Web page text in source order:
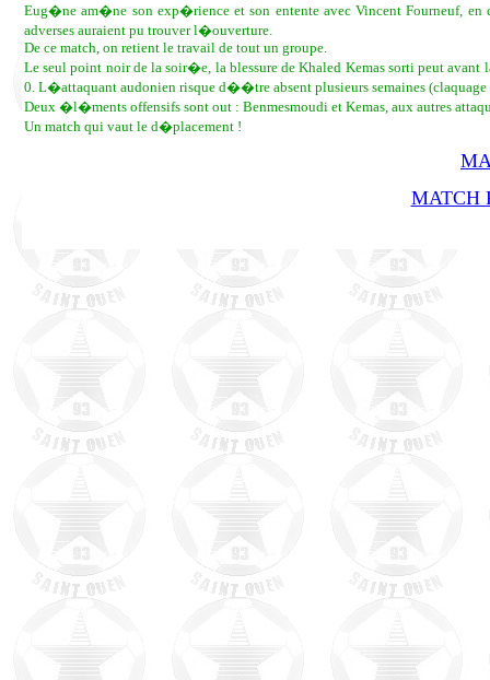
Eug�ne am�ne son exp�rience et son entente avec Vincent Fourneuf,
adverses auraient pu trouver l�ouverture.
De ce match, on retient le travail de tout un groupe.
Le seul point noir de la soir�e, la blessure de Khaled Kemas sorti peut
0. L�attaquant audonien risque d��tre absent plusieurs semaines (claquage
Deux �l�ments offensifs sont out : Benmesmoudi et Kemas, aux autres
Un match qui vaut le d�placement !
MATCH